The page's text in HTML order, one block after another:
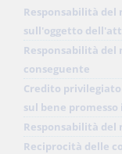
Responsabilità
sull'oggetto
Responsabilità
conseguente
Credito
sul bene
Responsabilità
Reciprocità delle